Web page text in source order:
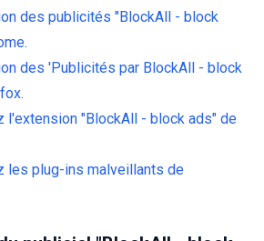
des publicités "BlockAll - block
des 'Publicités par BlockAll - block
l'extension "BlockAll - block ads" de
les plug-ins malveillants de